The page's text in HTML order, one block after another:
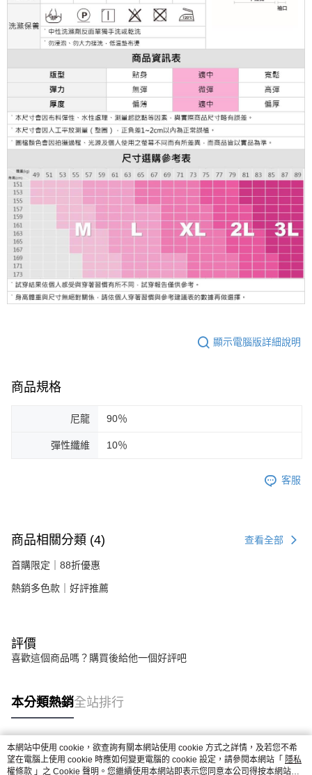
顯示電腦版詳細說明
商品規格
尼龍 90％
彈性纖維 10％
客服
商品相關分類 (4) 查看全部
首購限定｜88折優惠
熱銷多色款｜好評推薦
評價
喜歡這個商品嗎？購買後給他一個好評吧
本分類熱銷全站排行
熱門標籤
本網站中使用 cookie，欲查詢有關本網站使用 cookie 方式之詳情，及若您不希
望在電腦上使用 cookie 時應如何變更電腦的 cookie 設定，請參閱本網站「 隱私
權條款 」之 Cookie 聲明。您繼續使用本網站即表示您同意本公司得按本網站使